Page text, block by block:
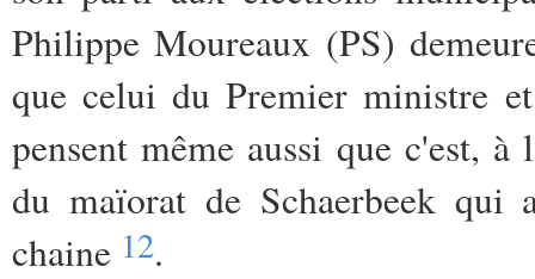
Philippe Moureaux (PS)
que celui du Premier ministre
pensent même aussi que c'est,
du maïorat de Schaerbeek qui
chaine 12.